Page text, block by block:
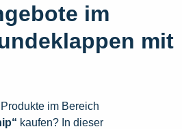
im
mit
im Bereich
kaufen? In dieser